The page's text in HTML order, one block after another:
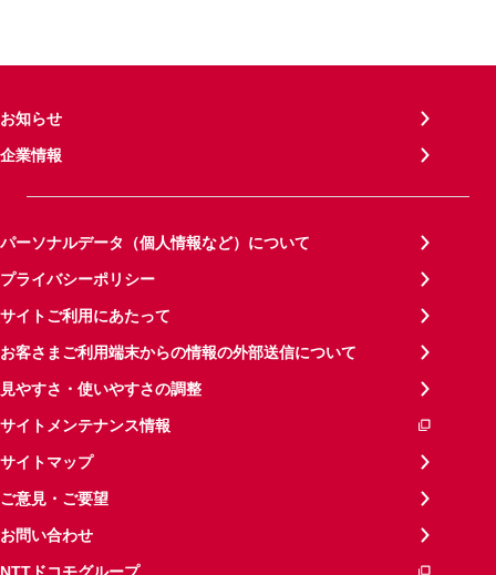
お知らせ
企業情報
パーソナルデータ（個人情報など）について
プライバシーポリシー
サイトご利用にあたって
お客さまご利用端末からの情報の外部送信について
見やすさ・使いやすさの調整
サイトメンテナンス情報
サイトマップ
ご意見・ご要望
お問い合わせ
NTTドコモグループ